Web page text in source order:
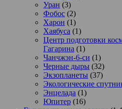
Уран (3)
Фобос (2)
Харон (1)
Хаябуса (1)
Центр подготовки
Гагарина (1)
Чанчжэн-6-си (1)
Черные дыры (32)
Экзопланеты (37)
Экологические
Энцелада (1)
Юпитер (16)